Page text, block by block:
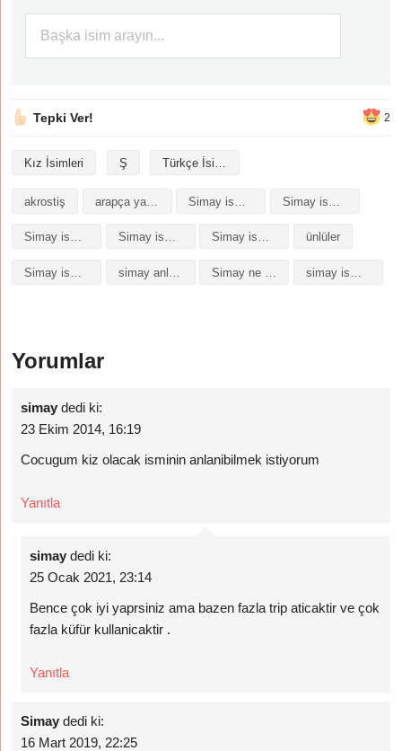
Tepki Ver! 2
Kız İsimleri Ş Türkçe İsimler
akrostiş arapça yazılışı
Simay isminin baş harfleriyle şiir Simay isminin kökeni Simay isminin numerolojisi ünlüler
Yorumlar
simay dedi ki:
23 Ekim 2014, 16:19
Cocugum kiz olacak isminin anlanibilmek istiyorum
Yanıtla
simay dedi ki:
25 Ocak 2021, 23:14
Bence çok iyi yaprsiniz ama bazen fazla trip aticaktir ve çok
fazla küfür kullanicaktir .
Yanıtla
Simay dedi ki:
16 Mart 2019, 22:25